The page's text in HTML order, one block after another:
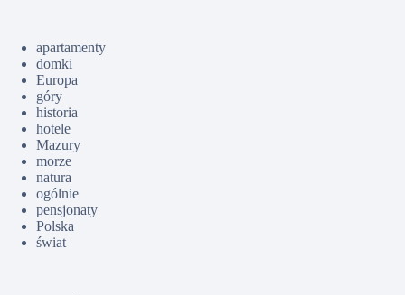
apartamenty
domki
Europa
góry
historia
hotele
Mazury
morze
natura
ogólnie
pensjonaty
Polska
świat